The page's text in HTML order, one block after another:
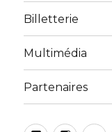
Billetterie
Multimédia
Partenaires